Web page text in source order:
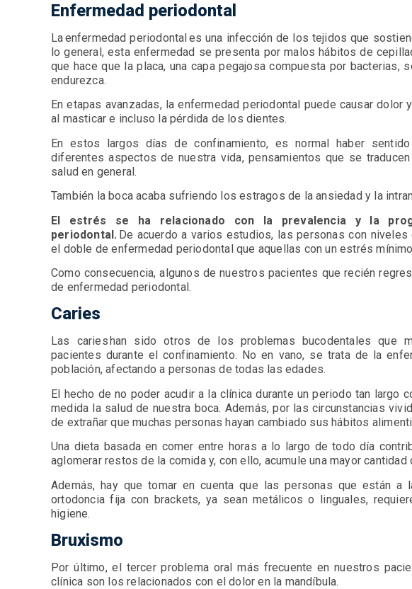
Enfermedad periodontal
La enfermedad periodontal es una infección de los tejidos que
lo general, esta enfermedad se presenta por malos hábitos de
que hace que la placa, una capa pegajosa compuesta por bacterias,
endurezca.
En etapas avanzadas, la enfermedad periodontal puede causar dolor
al masticar e incluso la pérdida de los dientes.
En estos largos días de confinamiento, es normal haber
diferentes aspectos de nuestra vida, pensamientos que se
salud en general.
También la boca acaba sufriendo los estragos de la ansiedad y la
El estrés se ha relacionado con la prevalencia y la
periodontal. De acuerdo a varios estudios, las personas con
el doble de enfermedad periodontal que aquellas con un estrés
Como consecuencia, algunos de nuestros pacientes que recién
de enfermedad periodontal.
Caries
Las caries han sido otros de los problemas bucodentales que
pacientes durante el confinamiento. No en vano, se trata de la
población, afectando a personas de todas las edades.
El hecho de no poder acudir a la clínica durante un periodo tan largo
medida la salud de nuestra boca. Además, por las circunstancias
de extrañar que muchas personas hayan cambiado sus hábitos
Una dieta basada en comer entre horas a lo largo de todo día
aglomerar restos de la comida y, con ello, acumule una mayor cantidad
Además, hay que tomar en cuenta que las personas que están a
ortodoncia fija con brackets, ya sean metálicos o linguales,
higiene.
Bruxismo
Por último, el tercer problema oral más frecuente en nuestros
clínica son los relacionados con el dolor en la mandíbula.